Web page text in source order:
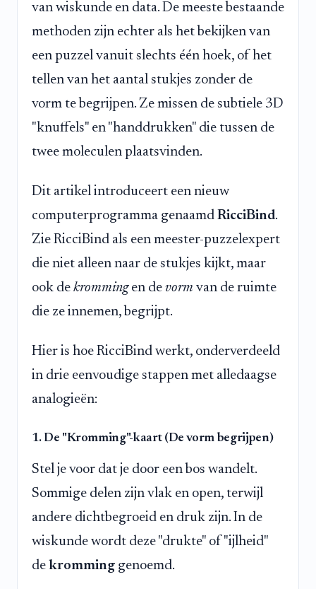
van wiskunde en data. De meeste bestaande
methoden zijn echter als het bekijken van
een puzzel vanuit slechts één hoek, of het
tellen van het aantal stukjes zonder de
vorm te begrijpen. Ze missen de subtiele 3D
"knuffels" en "handdrukken" die tussen de
twee moleculen plaatsvinden.
Dit artikel introduceert een nieuw
computerprogramma genaamd RicciBind.
Zie RicciBind als een meester-puzzelexpert
die niet alleen naar de stukjes kijkt, maar
ook de krommingen de vorm van de ruimte
die ze innemen, begrijpt.
Hier is hoe RicciBind werkt, onderverdeeld
in drie eenvoudige stappen met alledaagse
analogieën:
1. De "Kromming"-kaart (De vorm begrijpen)
Stel je voor dat je door een bos wandelt.
Sommige delen zijn vlak en open, terwijl
andere dichtbegroeid en druk zijn. In de
wiskunde wordt deze "drukte" of "ijlheid"
de kromming genoemd.